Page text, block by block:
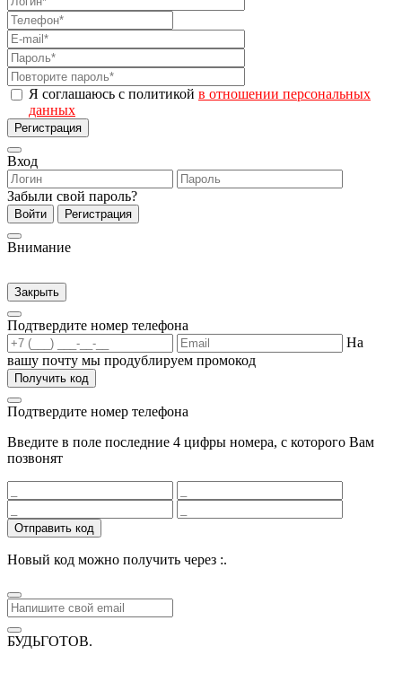
Я соглашаюсь с политикой в отношении персональных
данных
Регистрация
Вход
Забыли свой пароль?
Войти Регистрация
Внимание
Закрыть
Подтвердите номер телефона
На
вашу почту мы продублируем промокод
Получить код
Подтвердите номер телефона
Введите в поле последние 4 цифры номера, с которого Вам
позвонят
Отправить код
Новый код можно получить через :.
БУДЬГОТОВ.